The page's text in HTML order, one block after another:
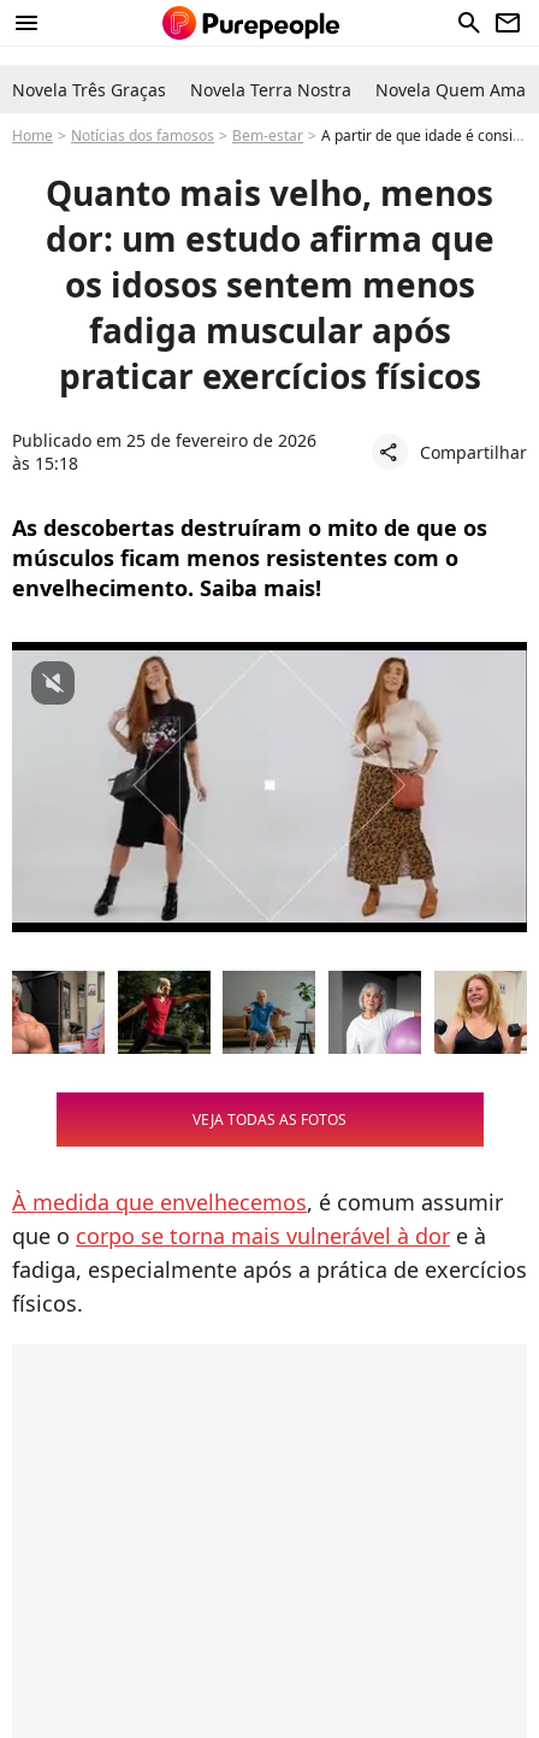
menu search newsletter
Novela Três Graças Novela Terra Nostra Novela Quem Ama
Home Notícias dos famosos Bem-estar A partir de que idade é considerado idoso? Estudo importante sobre exercício físico mostra que quanto mais velho, menor a dor no corpo e a fadiga muscular após atividade
Quanto mais velho, menos
dor: um estudo afirma que
os idosos sentem menos
fadiga muscular após
praticar exercícios físicos
Publicado em 25 de fevereiro de 2026
às 15:18
share Compartilhar
As descobertas destruíram o mito de que os
músculos ficam menos resistentes com o
envelhecimento. Saiba mais!
VEJA TODAS AS FOTOS
À medida que envelhecemos, é comum assumir
que o corpo se torna mais vulnerável à dor e à
fadiga, especialmente após a prática de exercícios
físicos.